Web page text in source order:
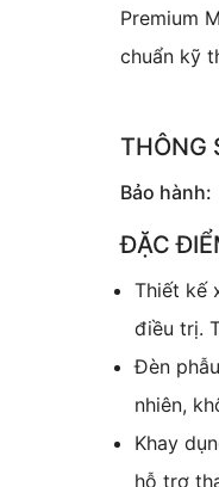
Premium
chuẩn kỹ
THÔNG
Bảo
ĐẶC
Thiết kế
điều trị.
Đèn
nhiên,
Khay
hỗ trợ